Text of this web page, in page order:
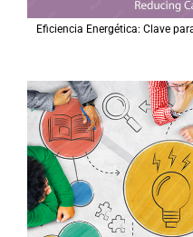
Eficiencia Energética: Clave